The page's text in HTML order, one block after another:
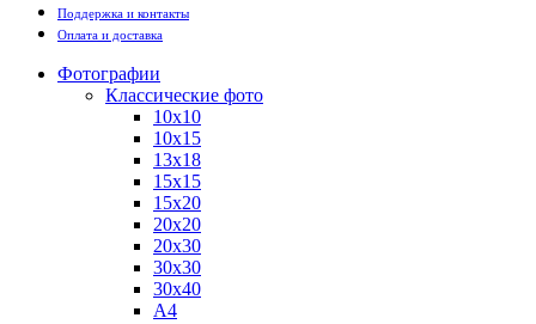
Поддержка и контакты
Оплата и доставка
Фотографии
Классические фото
10х10
10х15
13х18
15х15
15х20
20х20
20х30
30х30
30х40
А4